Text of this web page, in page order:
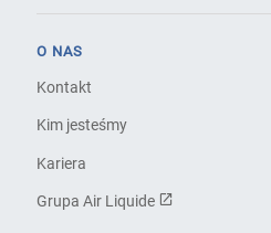
O NAS
Kontakt
Kim jesteśmy
Kariera
Grupa Air Liquide